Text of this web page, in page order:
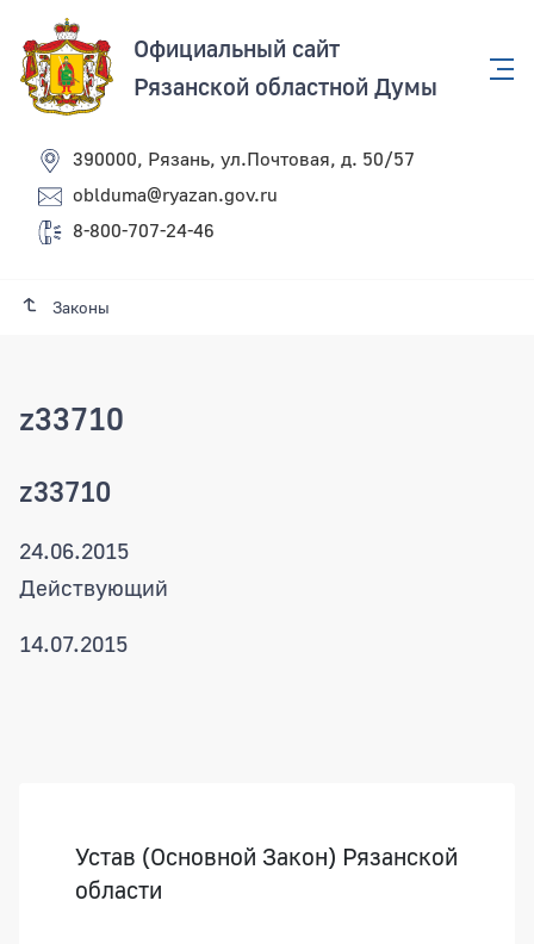
Официальный сайт
Рязанской областной Думы
390000, Рязань, ул.Почтовая, д. 50/57
oblduma@ryazan.gov.ru
8-800-707-24-46
Законы
z33710
z33710
24.06.2015
Действующий
14.07.2015
Устав (Основной Закон) Рязанской
области